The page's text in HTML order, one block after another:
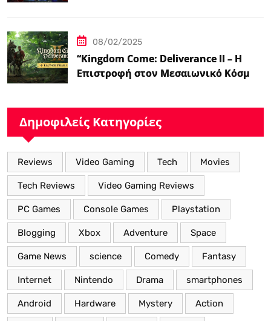
08/02/2025
“Kingdom Come: Deliverance II – Η
Επιστροφή στον Μεσαιωνικό Κόσμο
Δημοφιλείς Κατηγορίες
Reviews Video Gaming Tech Movies
Tech Reviews Video Gaming Reviews
PC Games Console Games Playstation
Blogging Xbox Adventure Space
Game News science Comedy Fantasy
Internet Nintendo Drama smartphones
Android Hardware Mystery Action